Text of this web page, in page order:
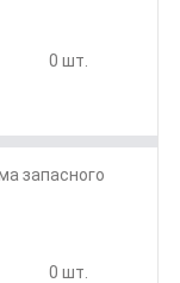
0 шт.
запасного
0 шт.